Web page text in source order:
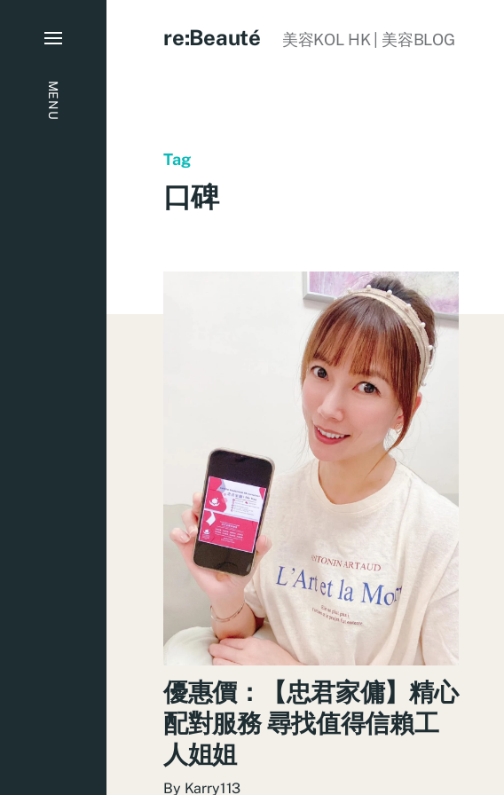
MENU
re:Beauté 美容KOL HK | 美容BLOG
Tag
口碑
優惠價：【忠君家傭】精心
配對服務 尋找值得信賴工
人姐姐
By Karry113